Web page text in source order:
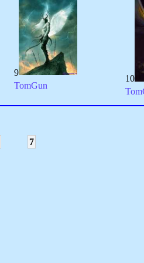
9
TomGun
10
7